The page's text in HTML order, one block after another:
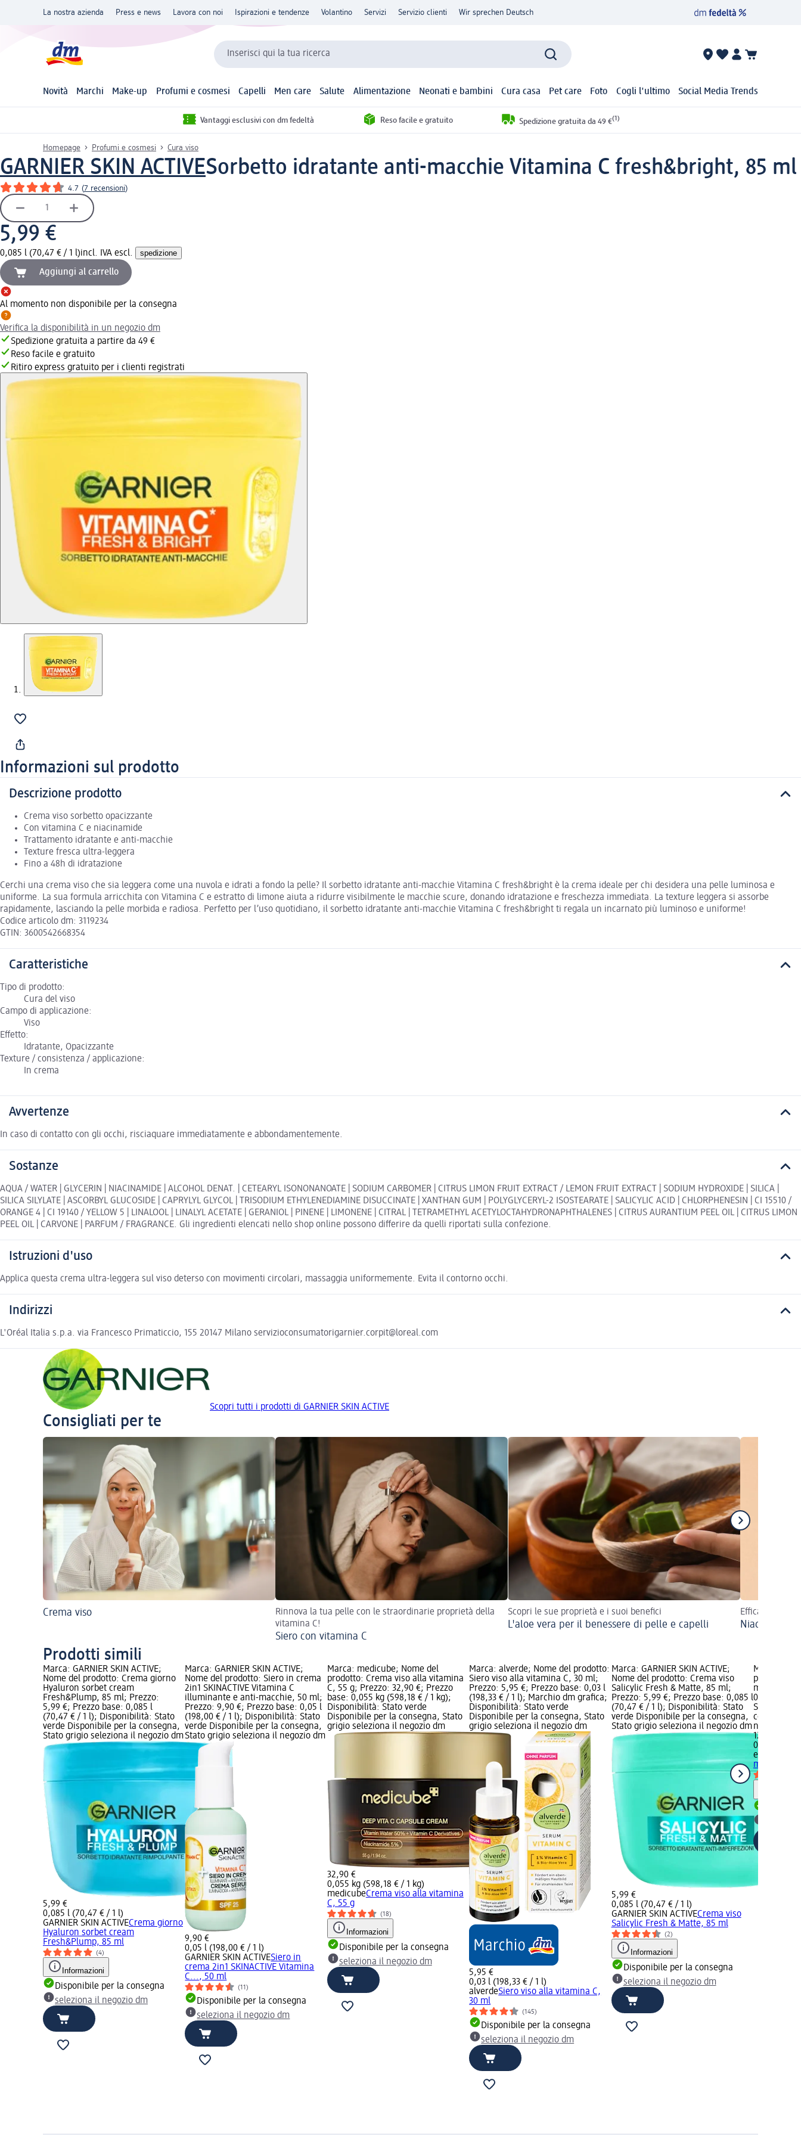
La nostra azienda Press e news Lavora con noi Ispirazioni e tendenze Volantino Servizi Servizio clienti Wir sprechen Deutsch
Inserisci qui la tua ricerca
Novità Marchi Make-up Profumi e cosmesi Capelli Men care Salute Alimentazione Neonati e bambini Cura casa Pet care Foto Cogli l'ultimo Social Media Trends
Vantaggi esclusivi con dm fedeltà Reso facile e gratuito Spedizione gratuita da 49 €(1)
Homepage Profumi e cosmesi Cura viso
GARNIER SKIN ACTIVESorbetto idratante anti-macchie Vitamina C fresh&bright, 85 ml
4.7 (7 recensioni)
5,99 €
0,085 l (70,47 € / 1 l)incl. IVA escl. spedizione
Aggiungi al carrello
Al momento non disponibile per la consegna
Verifica la disponibilità in un negozio dm
Spedizione gratuita a partire da 49 €
Reso facile e gratuito
Ritiro express gratuito per i clienti registrati
Informazioni sul prodotto
Descrizione prodotto
Crema viso sorbetto opacizzante
Con vitamina C e niacinamide
Trattamento idratante e anti-macchie
Texture fresca ultra-leggera
Fino a 48h di idratazione
Cerchi una crema viso che sia leggera come una nuvola e idrati a fondo la pelle? Il sorbetto idratante anti-macchie Vitamina C fresh&bright è la crema ideale per chi desidera una pelle luminosa e
uniforme. La sua formula arricchita con Vitamina C e estratto di limone aiuta a ridurre visibilmente le macchie scure, donando idratazione e freschezza immediata. La texture leggera si assorbe
rapidamente, lasciando la pelle morbida e radiosa. Perfetto per l’uso quotidiano, il sorbetto idratante anti-macchie Vitamina C fresh&bright ti regala un incarnato più luminoso e uniforme!
Codice articolo dm: 3119234
GTIN: 3600542668354
Caratteristiche
Tipo di prodotto:
Cura del viso
Campo di applicazione:
Viso
Effetto:
Idratante, Opacizzante
Texture / consistenza / applicazione:
In crema
Avvertenze
In caso di contatto con gli occhi, risciaquare immediatamente e abbondamentemente.
Sostanze
AQUA / WATER | GLYCERIN | NIACINAMIDE | ALCOHOL DENAT. | CETEARYL ISONONANOATE | SODIUM CARBOMER | CITRUS LIMON FRUIT EXTRACT / LEMON FRUIT EXTRACT | SODIUM HYDROXIDE | SILICA |
SILICA SILYLATE | ASCORBYL GLUCOSIDE | CAPRYLYL GLYCOL | TRISODIUM ETHYLENEDIAMINE DISUCCINATE | XANTHAN GUM | POLYGLYCERYL-2 ISOSTEARATE | SALICYLIC ACID | CHLORPHENESIN | CI 15510 /
ORANGE 4 | CI 19140 / YELLOW 5 | LINALOOL | LINALYL ACETATE | GERANIOL | PINENE | LIMONENE | CITRAL | TETRAMETHYL ACETYLOCTAHYDRONAPHTHALENES | CITRUS AURANTIUM PEEL OIL | CITRUS LIMON
PEEL OIL | CARVONE | PARFUM / FRAGRANCE. Gli ingredienti elencati nello shop online possono differire da quelli riportati sulla confezione.
Istruzioni d'uso
Applica questa crema ultra-leggera sul viso deterso con movimenti circolari, massaggia uniformemente. Evita il contorno occhi.
Indirizzi
L'Oréal Italia s.p.a. via Francesco Primaticcio, 155 20147 Milano servizioconsumatorigarnier.corpit@loreal.com
Scopri tutti i prodotti di GARNIER SKIN ACTIVE
Consigliati per te
Crema viso
Rinnova la tua pelle con le straordinarie proprietà della
vitamina C!
Siero con vitamina C
Scopri le sue proprietà e i suoi benefici
L'aloe vera per il benessere di pelle e capelli
Efficace
Prodotti simili
Marca: GARNIER SKIN ACTIVE;
Nome del prodotto: Crema giorno
Hyaluron sorbet cream
Fresh&Plump, 85 ml; Prezzo:
5,99 €; Prezzo base: 0,085 l
(70,47 € / 1 l); Disponibilità: Stato
verde Disponibile per la consegna,
Stato grigio seleziona il negozio dm
5,99 €
0,085 l (70,47 € / 1 l)
GARNIER SKIN ACTIVECrema giorno
Hyaluron sorbet cream
Fresh&Plump, 85 ml
(4)
Informazioni
Disponibile per la consegna
seleziona il negozio dm
Marca: GARNIER SKIN ACTIVE;
Nome del prodotto: Siero in crema
2in1 SKINACTIVE Vitamina C
illuminante e anti-macchie, 50 ml;
Prezzo: 9,90 €; Prezzo base: 0,05 l
(198,00 € / 1 l); Disponibilità: Stato
verde Disponibile per la consegna,
Stato grigio seleziona il negozio dm
9,90 €
0,05 l (198,00 € / 1 l)
GARNIER SKIN ACTIVESiero in
crema 2in1 SKINACTIVE Vitamina
C..., 50 ml
(11)
Disponibile per la consegna
seleziona il negozio dm
Marca: medicube; Nome del
prodotto: Crema viso alla vitamina
C, 55 g; Prezzo: 32,90 €; Prezzo
base: 0,055 kg (598,18 € / 1 kg);
Disponibilità: Stato verde
Disponibile per la consegna, Stato
grigio seleziona il negozio dm
32,90 €
0,055 kg (598,18 € / 1 kg)
medicubeCrema viso alla vitamina
C, 55 g
(18)
Informazioni
Disponibile per la consegna
seleziona il negozio dm
Marca: alverde; Nome del prodotto:
Siero viso alla vitamina C, 30 ml;
Prezzo: 5,95 €; Prezzo base: 0,03 l
(198,33 € / 1 l); Marchio dm grafica;
Disponibilità: Stato verde
Disponibile per la consegna, Stato
grigio seleziona il negozio dm
5,95 €
0,03 l (198,33 € / 1 l)
alverdeSiero viso alla vitamina C,
30 ml
(145)
Disponibile per la consegna
seleziona il negozio dm
Marca: GARNIER SKIN ACTIVE;
Nome del prodotto: Crema viso
Salicylic Fresh & Matte, 85 ml;
Prezzo: 5,99 €; Prezzo base: 0,085 l
(70,47 € / 1 l); Disponibilità: Stato
verde Disponibile per la consegna,
Stato grigio seleziona il negozio dm
5,99 €
0,085 l (70,47 € / 1 l)
GARNIER SKIN ACTIVECrema viso
Salicylic Fresh & Matte, 85 ml
(2)
Informazioni
Disponibile per la consegna
seleziona il negozio dm
Marca:
prodotto:
ml; Prezzo:
0,03 l
Stato
consegna,
negozio dm
12,90 €
0,03 l
equilibra
ml